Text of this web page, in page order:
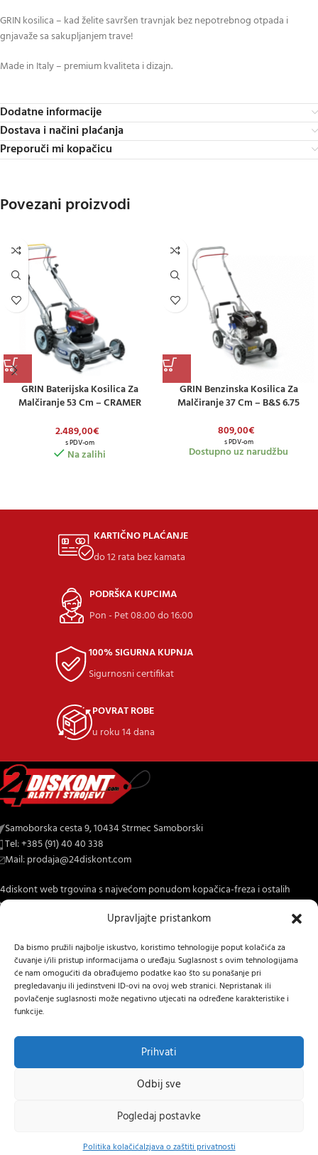
Upravljajte pristankom
Da bismo pružili najbolje iskustvo, koristimo tehnologije poput kolačića za
čuvanje i/ili pristup informacijama o uređaju. Suglasnost s ovim tehnologijama
će nam omogućiti da obrađujemo podatke kao što su ponašanje pri
pregledavanju ili jedinstveni ID-ovi na ovoj web stranici. Nepristanak ili
povlačenje suglasnosti može negativno utjecati na određene karakteristike i
funkcije.
Prihvati
Odbij sve
Pogledaj postavke
Politika kolačićaIzjava o zaštiti privatnosti
GRIN kosilica – kad želite savršen travnjak bez nepotrebnog otpada i
gnjavaže sa sakupljanjem trave!
Made in Italy – premium kvaliteta i dizajn.
Dodatne informacije
Dostava i načini plaćanja
Preporuči mi kopačicu
Povezani proizvodi
GRIN Baterijska Kosilica Za
Malčiranje 53 Cm – CRAMER
2.489,00€
s PDV-om
Na zalihi
GRIN Benzinska Kosilica Za
Malčiranje 37 Cm – B&S 6.75
809,00€
s PDV-om
Dostupno uz narudžbu
KARTIČNO PLAĆANJE
do 12 rata bez kamata
PODRŠKA KUPCIMA
Pon - Pet 08:00 do 16:00
100% SIGURNA KUPNJA
Sigurnosni certifikat
POVRAT ROBE
u roku 14 dana
Samoborska cesta 9, 10434 Strmec Samoborski
Tel: +385 (91) 40 40 338
Mail: prodaja@24diskont.com
web trgovina s najvećom ponudom kopačica-freza i ostalih
za dom i vrt.
INFORMACIJE O KUPNJI
OSTALE INFORMACIJE
s PDV-om
uz ↩
Hrvatski